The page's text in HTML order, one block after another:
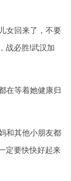
女回来了，不要
战必胜!武汉加
在等着她健康归
和其他小朋友都
定要快快好起来